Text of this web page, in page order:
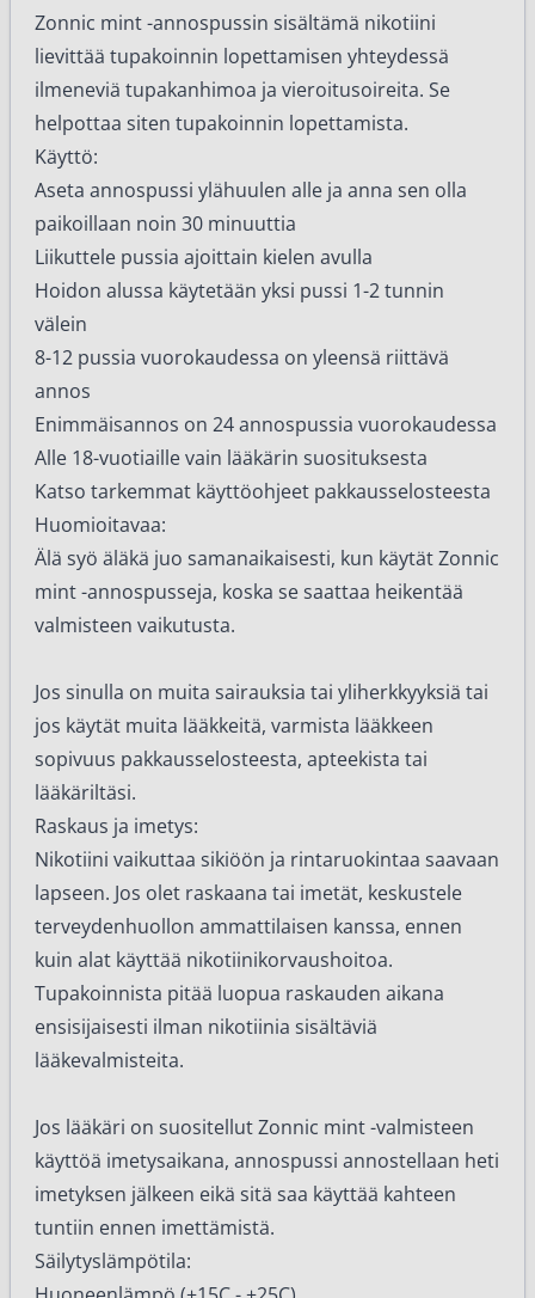
Zonnic mint -annospussin sisältämä nikotiini
lievittää tupakoinnin lopettamisen yhteydessä
ilmeneviä tupakanhimoa ja vieroitusoireita. Se
helpottaa siten tupakoinnin lopettamista.
Käyttö:
Aseta annospussi ylähuulen alle ja anna sen olla
paikoillaan noin 30 minuuttia
Liikuttele pussia ajoittain kielen avulla
Hoidon alussa käytetään yksi pussi 1-2 tunnin
välein
8-12 pussia vuorokaudessa on yleensä riittävä
annos
Enimmäisannos on 24 annospussia vuorokaudessa
Alle 18-vuotiaille vain lääkärin suosituksesta
Katso tarkemmat käyttöohjeet pakkausselosteesta
Huomioitavaa:
Älä syö äläkä juo samanaikaisesti, kun käytät Zonnic
mint -annospusseja, koska se saattaa heikentää
valmisteen vaikutusta.
Jos sinulla on muita sairauksia tai yliherkkyyksiä tai
jos käytät muita lääkkeitä, varmista lääkkeen
sopivuus pakkausselosteesta, apteekista tai
lääkäriltäsi.
Raskaus ja imetys:
Nikotiini vaikuttaa sikiöön ja rintaruokintaa saavaan
lapseen. Jos olet raskaana tai imetät, keskustele
terveydenhuollon ammattilaisen kanssa, ennen
kuin alat käyttää nikotiinikorvaushoitoa.
Tupakoinnista pitää luopua raskauden aikana
ensisijaisesti ilman nikotiinia sisältäviä
lääkevalmisteita.
Jos lääkäri on suositellut Zonnic mint -valmisteen
käyttöä imetysaikana, annospussi annostellaan heti
imetyksen jälkeen eikä sitä saa käyttää kahteen
tuntiin ennen imettämistä.
Säilytyslämpötila: